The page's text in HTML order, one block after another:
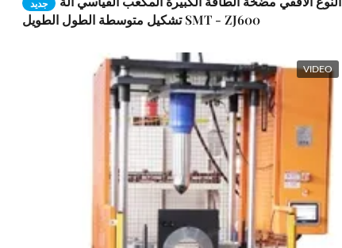
جديد
تشكيل متوسطة الطول الطويل SMT - ZJ600
VIDEO